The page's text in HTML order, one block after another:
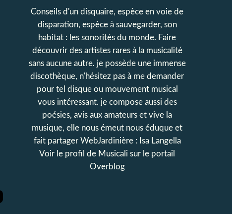
Conseils d'un disquaire, espèce en voie de
disparation, espèce à sauvegarder, son
habitat : les sonorités du monde. Faire
découvrir des artistes rares à la musicalité
sans aucune autre. je possède une immense
discothèque, n'hésitez pas à me demander
pour tel disque ou mouvement musical
vous intéressant. je compose aussi des
poésies, avis aux amateurs et vive la
musique, elle nous émeut nous éduque et
fait partager WebJardinière : Isa Langella
Voir le profil de Musicali sur le portail
Overblog